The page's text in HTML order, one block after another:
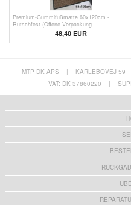
Premium-Gummifußmatte 60x120cm -
Rutschfest (Offene Verpackung -
Ausgezeichnet) - Beige / Braun
48,40 EUR
MTP DK APS | KARLEBOVEJ 59
VAT: DK 37860220
|